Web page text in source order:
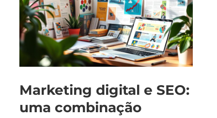
Marketing digital e SEO:
uma combinação